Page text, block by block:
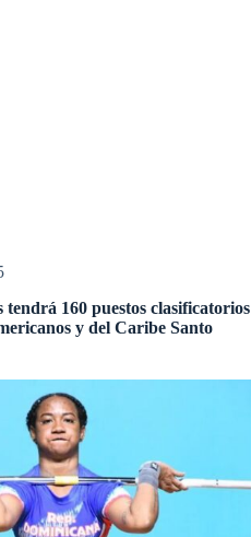
tendrá 160 puestos clasificatorios
y del Caribe Santo